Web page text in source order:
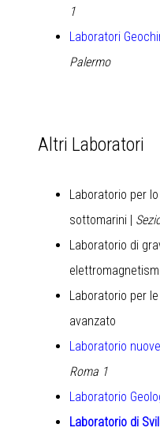
1
Laboratori
Palermo
Altri Laboratori
Laboratorio per
sottomarini |
Laboratorio di
Laboratorio per
avanzato
Laboratorio
Roma 1
Laboratorio
Laboratorio di